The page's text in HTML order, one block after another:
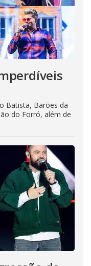
Batista, Barões da
do Forró, além de